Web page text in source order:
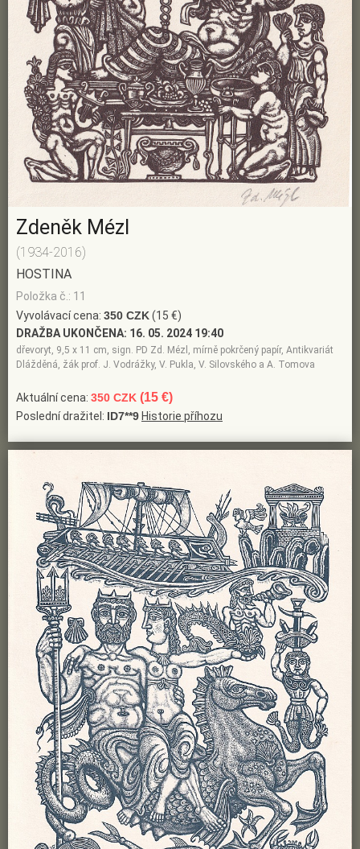
Zdeněk Mézl
(1934-2016)
HOSTINA
Položka č.: 11
Vyvolávací cena: 350 CZK(15 €)
DRAŽBA UKONČENA: 16. 05. 2024 19:40
dřevoryt, 9,5 x 11 cm, sign. PD Zd. Mézl, mírně pokrčený papír, Antikvariát
Dlážděná, žák prof. J. Vodrážky, V. Pukla, V. Silovského a A. Tomova
Aktuální cena: 350 CZK (15 €)
Poslední dražitel: ID7**9 Historie příhozu